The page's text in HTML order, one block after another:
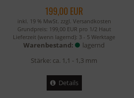
199,00 EUR
inkl. 19 % MwSt. zzgl. Versandkosten
Grundpreis: 199,00 EUR pro 1/2 Haut
Lieferzeit (wenn lagernd): 3 - 5 Werktage
Warenbestand:
lagernd
Stärke: ca. 1,1 - 1,3 mm
Details